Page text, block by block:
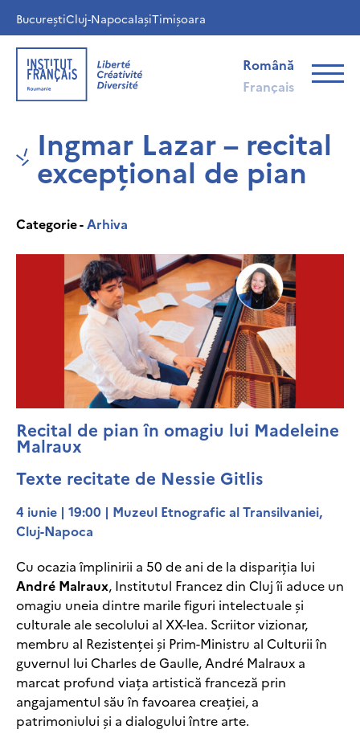
BucureștiCluj-NapocaIașiTimișoara
Română
Français
Ingmar Lazar – recital
excepțional de pian
Categorie -Arhiva
Recital de pian în omagiu lui Madeleine
Malraux
Texte recitate de Nessie Gitlis
4 iunie | 19:00 | Muzeul Etnografic al Transilvaniei,
Cluj-Napoca
Cu ocazia împlinirii a 50 de ani de la dispariția lui
André Malraux, Institutul Francez din Cluj îi aduce un
omagiu uneia dintre marile figuri intelectuale și
culturale ale secolului al XX-lea. Scriitor vizionar,
membru al Rezistenței și Prim-Ministru al Culturii în
guvernul lui Charles de Gaulle, André Malraux a
marcat profund viața artistică franceză prin
angajamentul său în favoarea creației, a
patrimoniului și a dialogului între arte.